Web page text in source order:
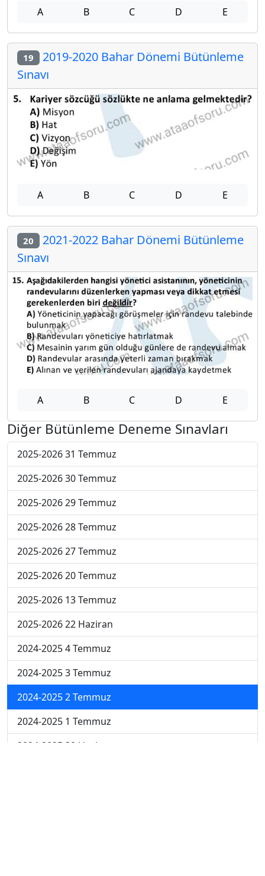
A B C D E
19 2019-2020 Bahar Dönemi Bütünleme
Sınavı
A B C D E
20 2021-2022 Bahar Dönemi Bütünleme
Sınavı
A B C D E
Diğer Bütünleme Deneme Sınavları
2025-2026 31 Temmuz
2025-2026 30 Temmuz
2025-2026 29 Temmuz
2025-2026 28 Temmuz
2025-2026 27 Temmuz
2025-2026 20 Temmuz
2025-2026 13 Temmuz
2025-2026 22 Haziran
2024-2025 4 Temmuz
2024-2025 3 Temmuz
2024-2025 2 Temmuz
2024-2025 1 Temmuz
2024-2025 30 Haziran